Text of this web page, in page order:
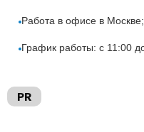
Работа в офисе в Москве;
График работы: с 11:00
PR